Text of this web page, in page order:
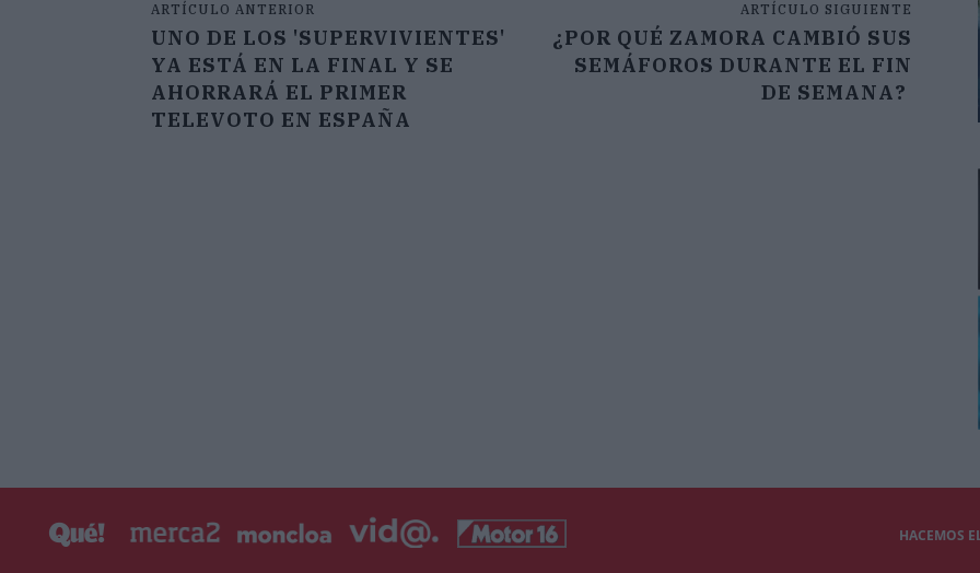
ARTÍCULO ANTERIOR
UNO DE LOS 'SUPERVIVIENTES'
YA ESTÁ EN LA FINAL Y SE
AHORRARÁ EL PRIMER
TELEVOTO EN ESPAÑA
ARTÍCULO SIGUIENTE
¿POR QUÉ ZAMORA CAMBIÓ SUS
SEMÁFOROS DURANTE EL FIN
DE SEMANA?
HACEMOS